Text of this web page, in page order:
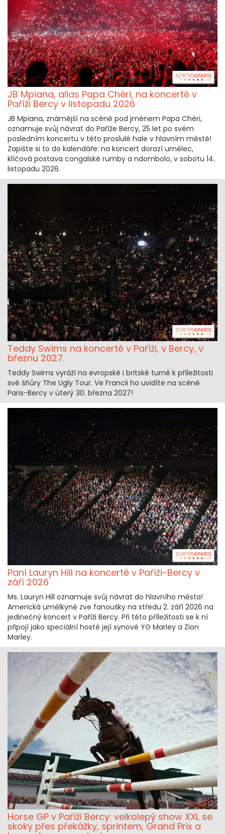
JB Mpiana, alias Papa Chéri, na koncertě v
Paříži Bercy v listopadu 2026
JB Mpiana, známější na scéně pod jménem Papa Chéri,
oznamuje svůj návrat do Paříže Bercy, 25 let po svém
posledním koncertu v této proslulé hale v hlavním městě!
Zapište si to do kalendáře: na koncert dorazí umělec,
klíčová postava congalské rumby a ndombolo, v sobotu 14.
listopadu 2026.
Teddy Swims na koncertě v Paříži, v Bercy, v
březnu 2027.
Teddy Swims vyráží na evropské i britské turné k příležitosti
své šňůry The Ugly Tour. Ve Francii ho uvidíte na scéně
Paris-Bercy v úterý 30. března 2027!
Paní Lauryn Hill na koncertě v Paříži-Bercy v
září 2026
Ms. Lauryn Hill oznamuje svůj návrat do hlavního města!
Americká umělkyně zve fanoušky na středu 2. září 2026 na
jedinečný koncert v Paříži Bercy. Při této příležitosti se k ní
připojí jako speciální hosté její synové YG Marley a Zion
Marley.
Horse GP v Paříži Bercy: velkolepý show XXL se
skoky přes překážky, sprintem, Grand Prix a